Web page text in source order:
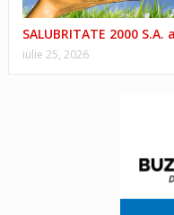
SALUBRITATE 2000
iulie 25, 2026